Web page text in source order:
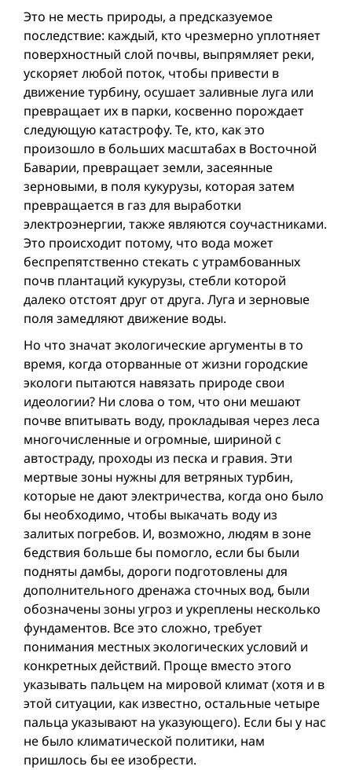
Это не месть природы, а предсказуемое
последствие: каждый, кто чрезмерно уплотняет
поверхностный слой почвы, выпрямляет реки,
ускоряет любой поток, чтобы привести в
движение турбину, осушает заливные луга или
превращает их в парки, косвенно порождает
следующую катастрофу. Те, кто, как это
произошло в больших масштабах в Восточной
Баварии, превращает земли, засеянные
зерновыми, в поля кукурузы, которая затем
превращается в газ для выработки
электроэнергии, также являются соучастниками.
Это происходит потому, что вода может
беспрепятственно стекать с утрамбованных
почв плантаций кукурузы, стебли которой
далеко отстоят друг от друга. Луга и зерновые
поля замедляют движение воды.
Но что значат экологические аргументы в то
время, когда оторванные от жизни городские
экологи пытаются навязать природе свои
идеологии? Ни слова о том, что они мешают
почве впитывать воду, прокладывая через леса
многочисленные и огромные, шириной с
автостраду, проходы из песка и гравия. Эти
мертвые зоны нужны для ветряных турбин,
которые не дают электричества, когда оно было
бы необходимо, чтобы выкачать воду из
залитых погребов. И, возможно, людям в зоне
бедствия больше бы помогло, если бы были
подняты дамбы, дороги подготовлены для
дополнительного дренажа сточных вод, были
обозначены зоны угроз и укреплены несколько
фундаментов. Все это сложно, требует
понимания местных экологических условий и
конкретных действий. Проще вместо этого
указывать пальцем на мировой климат (хотя и в
этой ситуации, как известно, остальные четыре
пальца указывают на указующего). Если бы у нас
не было климатической политики, нам
пришлось бы ее изобрести.